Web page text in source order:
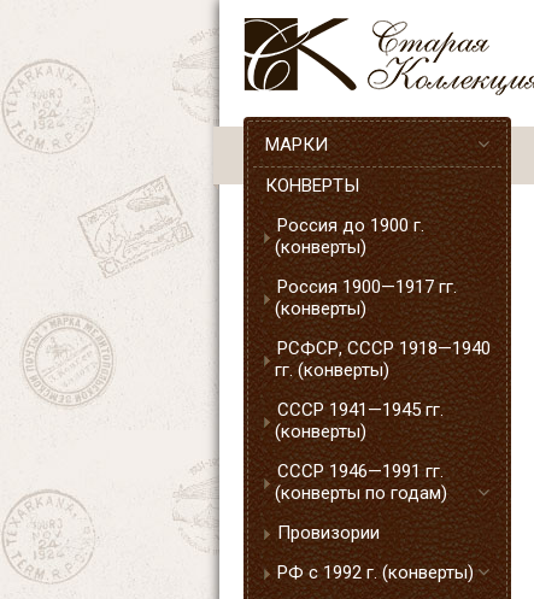
МАРКИ
КОНВЕРТЫ
Россия до 1900 г.
(конверты)
Россия 1900—1917 гг.
(конверты)
РСФСР, СССР 1918—1940
гг. (конверты)
СССР 1941—1945 гг.
(конверты)
СССР 1946—1991 гг.
(конверты по годам)
Провизории
РФ с 1992 г. (конверты)